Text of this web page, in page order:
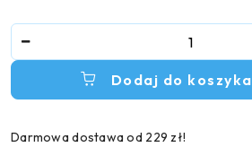
Dodaj do koszyka
Darmowa dostawa od 229 zł!